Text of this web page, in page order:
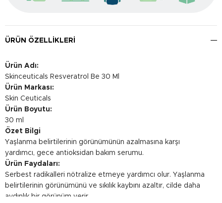
ÜRÜN ÖZELLIKLERI
Ürün Adı:
Skinceuticals Resveratrol Be 30 Ml
Ürün Markası:
Skin Ceuticals
Ürün Boyutu:
30 ml
Özet Bilgi
Yaşlanma belirtilerinin görünümünün azalmasına karşı
yardımcı, gece antioksidan bakım serumu.
Ürün Faydaları:
Serbest radikalleri nötralize etmeye yardımcı olur. Yaşlanma
belirtilerinin görünümünü ve sıkılık kaybını azaltır, cilde daha
aydınlık bir görünüm verir.